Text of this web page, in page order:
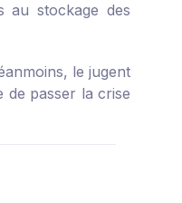
au stockage des
le jugent
de passer la crise